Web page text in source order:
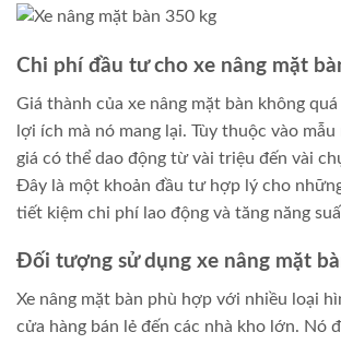
Chi phí đầu tư cho xe nâng mặt
Giá thành của xe nâng mặt bàn không
lợi ích mà nó mang lại. Tùy thuộc vào
giá có thể dao động từ vài triệu đến vài
Đây là một khoản đầu tư hợp lý cho
tiết kiệm chi phí lao động và tăng năng
Đối tượng sử dụng xe nâng mặt
Xe nâng mặt bàn phù hợp với nhiều loại
cửa hàng bán lẻ đến các nhà kho lớn. Nó